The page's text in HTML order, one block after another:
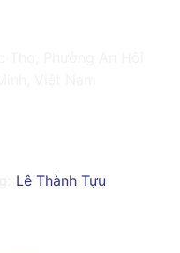
Lê Thành Tựu